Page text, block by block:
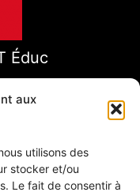
aux
utilisons des
stocker et/ou
Le fait de consentir à
Éduc